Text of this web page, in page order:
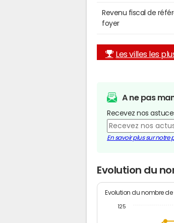
Revenu fiscal de
foyer
Les villes les
A ne pas
Recevez nos
En savoir plus sur
Evolution du
Evolution du nombre de
125